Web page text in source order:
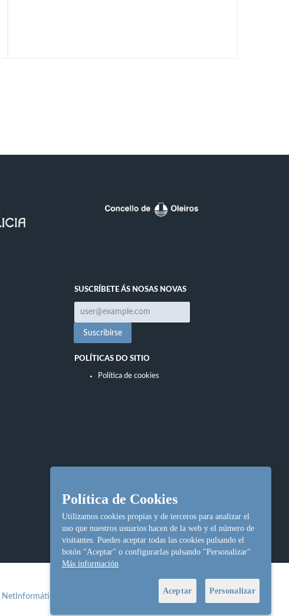
SUSCRÍBETE ÁS NOSAS NOVAS
POLÍTICAS DO SITIO
Política de cookies
NetInformática
Política de Cookies
Utilizamos cookies propias y de terceros para analizar el
uso que nuestros usuarios hacen de la web y el número de
visitantes. Puedes aceptar todas las cookies pulsando el
botón "Aceptar" o configurarlas pulsando "Personalizar"
Más información
Aceptar Personalizar